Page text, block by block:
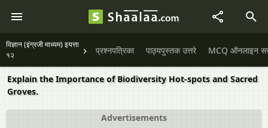
विज्ञान (इंग्रजी माध्यम) इयत्ता
१२
प्रश्नपत्रिका पाठ्यपुस्तक उत्तरे MCQ ऑनलाइन
Explain the Importance of Biodiversity Hot-spots and Sacred
Groves.
Advertisements